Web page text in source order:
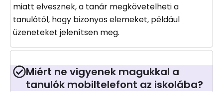
miatt elvesznek, a tanár megkövetelheti a
tanulótól, hogy bizonyos elemeket, például
üzeneteket jelenítsen meg.
Miért ne vigyenek magukkal a
tanulók mobiltelefont az iskolába?